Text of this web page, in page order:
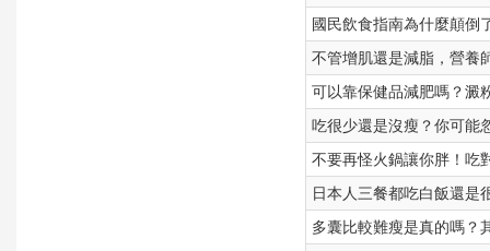
國民飲食指南為什麼顛倒
不管增肌還是減脂，營養
可以靠保健品減肥嗎？澱
吃很少還是沒瘦？你可能
不要再怪火鍋讓你胖！吃
日本人三餐都吃白飯還是
多囊比較難瘦是真的嗎？